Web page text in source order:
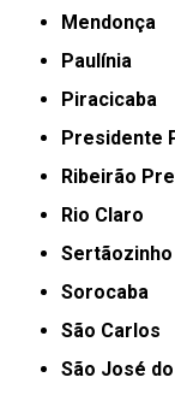
Mendonça
Paulínia
Piracicaba
Presidente
Ribeirão
Rio Claro
Sertãozinho
Sorocaba
São Carlos
São José